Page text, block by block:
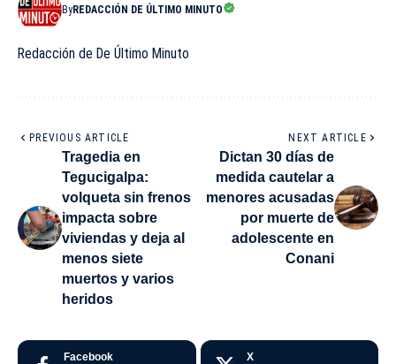
ByREDACCIÓN DE ÚLTIMO MINUTO
Redacción de De Último Minuto
PREVIOUS ARTICLE
Tragedia en
Tegucigalpa:
volqueta sin frenos
impacta sobre
viviendas y deja al
menos siete
muertos y varios
heridos
NEXT ARTICLE
Dictan 30 días de
medida cautelar a
menores acusadas
por muerte de
adolescente en
Conani
Facebook X